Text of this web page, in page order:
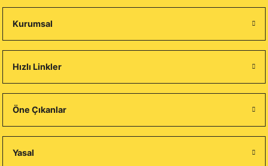
Kurumsal
Hızlı Linkler
Öne Çıkanlar
Yasal